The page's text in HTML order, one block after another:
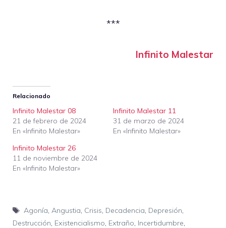
***
Infinito Malestar
Relacionado
Infinito Malestar 08
21 de febrero de 2024
En «Infinito Malestar»
Infinito Malestar 11
31 de marzo de 2024
En «Infinito Malestar»
Infinito Malestar 26
11 de noviembre de 2024
En «Infinito Malestar»
Etiquetas
Agonía, Angustia, Crisis, Decadencia, Depresión,
Destrucción, Existencialismo, Extraño, Incertidumbre,